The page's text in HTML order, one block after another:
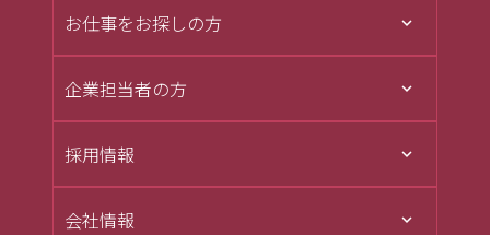
お仕事をお探しの方
企業担当者の方
採用情報
会社情報